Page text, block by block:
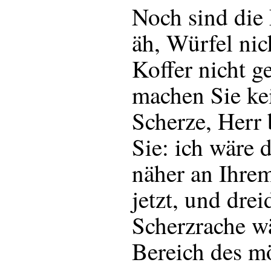
Noch sind
äh, Würfel
Koffer nicht
machen Sie
Scherze, Herr
Sie: ich wäre
näher an
jetzt, und
Scherzrache
Bereich des